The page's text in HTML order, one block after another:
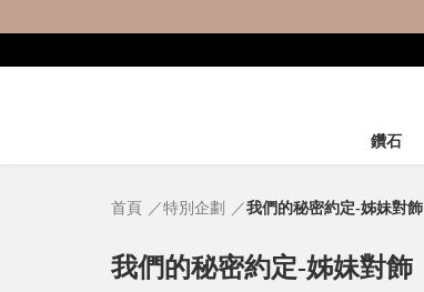
鑽石
首頁 特別企劃 我們的秘密約定-姊妹對飾
我們的秘密約定-姊妹對飾